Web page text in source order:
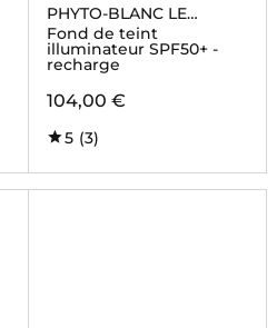
PHYTO-BLANC LE
CUSHION
Fond de teint
illuminateur SPF50+ -
recharge
104,00 €
5 (3)